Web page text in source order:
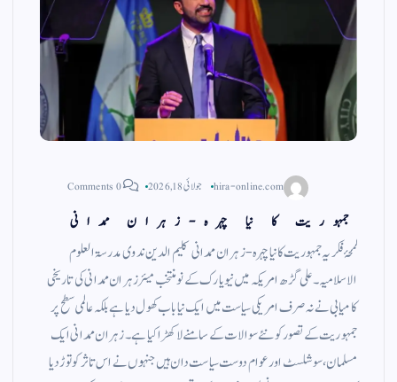
hira-online.com جولائی 18, 2026 0 Comments
جمہوریت کا نیا چہرہ-زہران ممدانی
لمحۂ فکریہ جمہوریت کا نیا چہرہ-زہران ممدانی کلیم الدین ندوی مدرسۃ العلوم
الاسلامیہ۔علی گڑھ امریکہ میں نیویارک کے نو منتخب میئر زہران ممدانی کی تاریخی
کامیابی نے نہ صرف امریکی سیاست میں ایک نیا باب کھول دیا ہے بلکہ عالمی سطح پر
جمہوریت کے تصور کو نئے سوالات کے سامنے لا کھڑا کیا ہے۔ زہران ممدانی ایک
مسلمان، سوشلسٹ اور عوام دوست سیاست دان ہیں جنہوں نے اس تاثر کو توڑ دیا